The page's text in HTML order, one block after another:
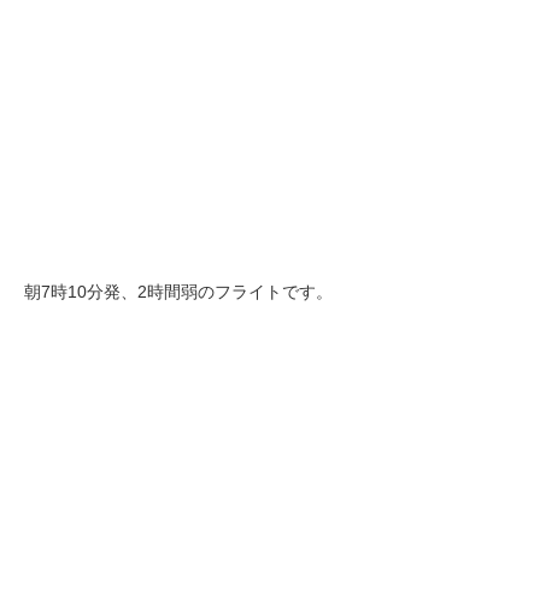
朝7時10分発、2時間弱のフライトです。